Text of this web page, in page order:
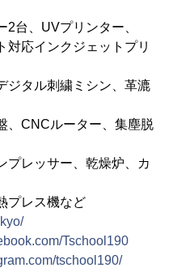
、UVプリンター、
ンクジェットプリ
刺繍ミシン、革漉
ルーター、集塵脱
サー、乾燥炉、カ
ス機など
Tschool190
tschool190/